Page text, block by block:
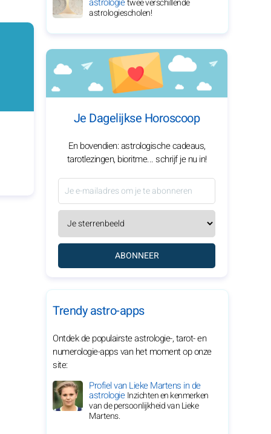
twee verschillende
astrologiescholen!
Je Dagelijkse Horoscoop
En bovendien: astrologische cadeaus,
tarotlezingen, bioritme... schrijf je nu in!
ABONNEER
Trendy astro-apps
Ontdek de populairste astrologie-, tarot- en
numerologie-apps van het moment op onze
site:
Profiel van Lieke Martens in de
astrologieInzichten en kenmerken
van de persoonlijkheid van Lieke
Martens.